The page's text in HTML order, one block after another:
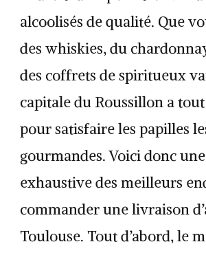
alcoolisés de qualité. Que
des whiskies, du
des coffrets de spiritueux
capitale du Roussillon a
pour satisfaire les papilles
gourmandes. Voici donc
exhaustive des meilleurs
commander une livraison
Toulouse. Tout d’abord, le